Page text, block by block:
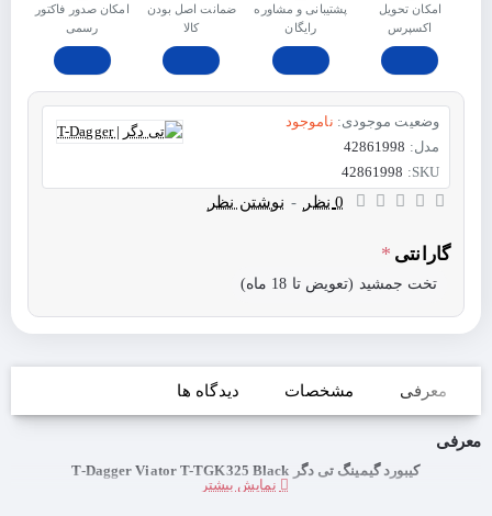
امکان تحویل
اکسپرس
پشتیبانی و مشاوره
رایگان
ﺿﻤﺎﻧﺖ اﺻﻞ ﺑﻮدن
ﮐﺎﻟﺎ
امکان صدور فاکتور
رسمی
وضعیت موجودی: ناموجود
مدل: 42861998
SKU:
42861998
0 نظر - نوشتن نظر
گارانتی
تخت جمشید (تعویض تا 18 ماه)
معرفی مشخصات دیدگاه ها
معرفی
کیبورد گیمینگ تی دگر T-Dagger Viator T-TGK325 Black